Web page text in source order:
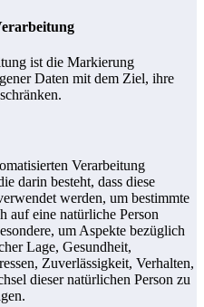
ist die Markierung
Daten mit dem Ziel, ihre
Verarbeitung
darin besteht, dass diese
werden, um bestimmte
auf eine natürliche Person
um Aspekte bezüglich
Lage, Gesundheit,
Zuverlässigkeit, Verhalten,
dieser natürlichen Person zu